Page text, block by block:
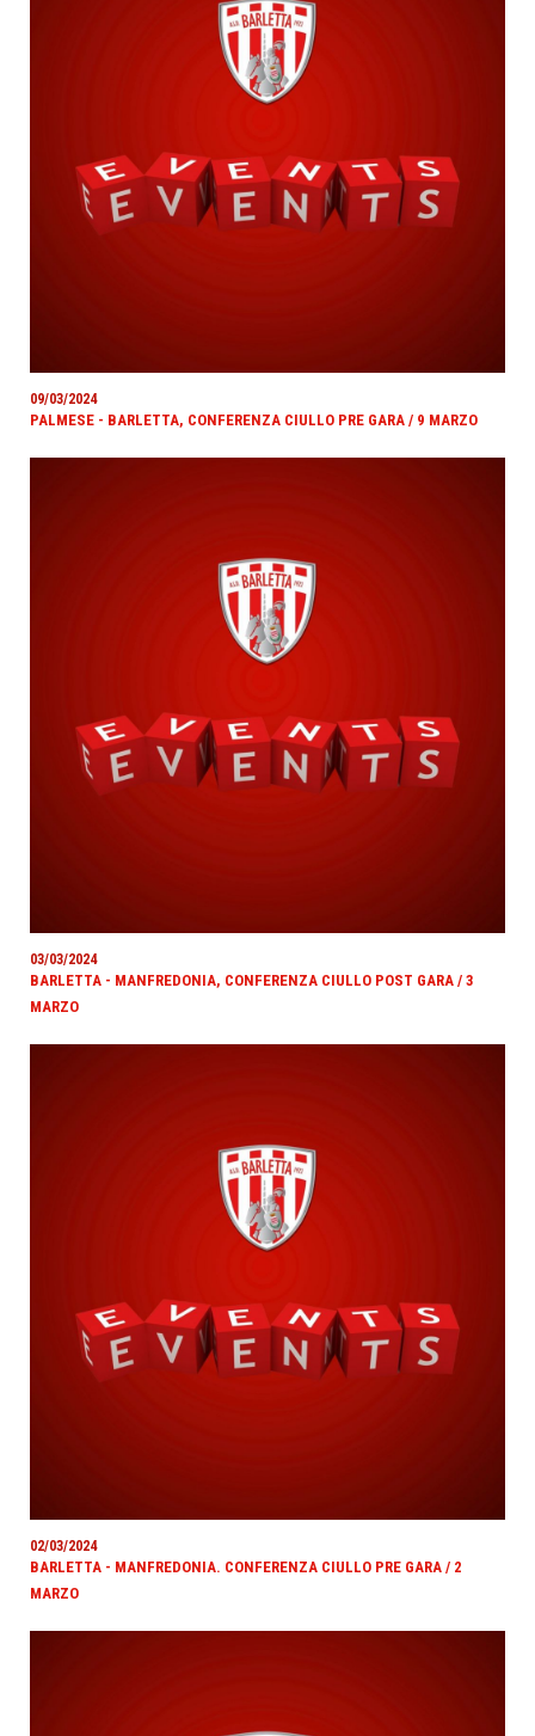
09/03/2024
PALMESE - BARLETTA, CONFERENZA CIULLO PRE GARA / 9 MARZO
03/03/2024
BARLETTA - MANFREDONIA, CONFERENZA CIULLO POST GARA / 3
MARZO
02/03/2024
BARLETTA - MANFREDONIA. CONFERENZA CIULLO PRE GARA / 2
MARZO